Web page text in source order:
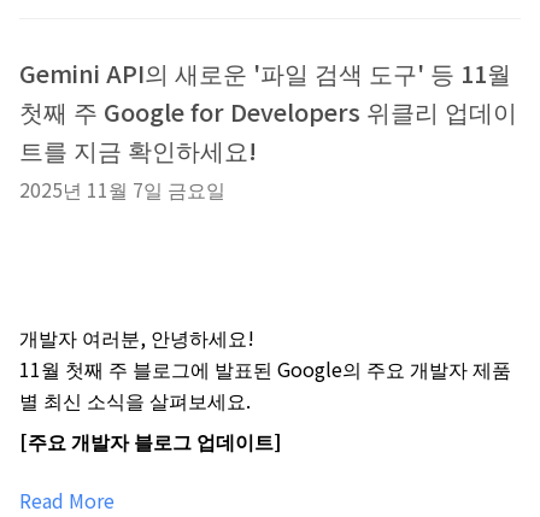
Gemini API의 새로운 '파일 검색 도구' 등 11월
첫째 주 Google for Developers 위클리 업데이
트를 지금 확인하세요!
2025년 11월 7일 금요일
개발자 여러분, 안녕하세요!
11월 첫째 주 블로그에 발표된 Google의 주요 개발자 제품
별 최신 소식을 살펴보세요.
[주요 개발자 블로그 업데이트]
Read More